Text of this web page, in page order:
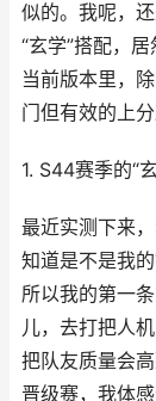
似的。我呢，
“玄学”搭配，
当前版本里，
门但有效的上
1. S44赛季的“
最近实测下来
知道是不是我
所以我的第一
儿，去打把人
把队友质量会
晋级赛，我体